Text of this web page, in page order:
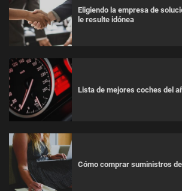
Eligiendo la empresa de
le resulte idónea
Lista de mejores coches del
Cómo comprar suministros